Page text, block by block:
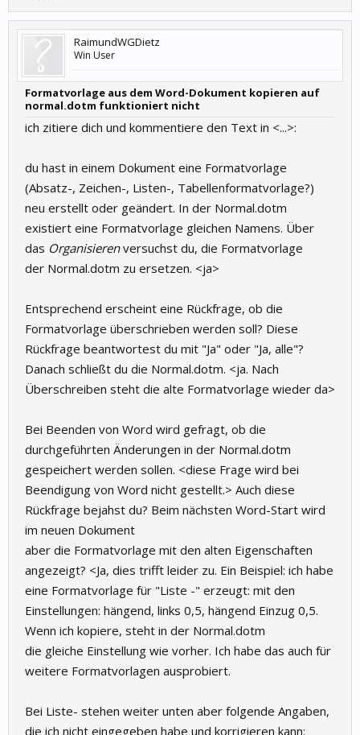
RaimundWGDietz
Win User
Formatvorlage aus dem Word-Dokument kopieren auf
normal.dotm funktioniert nicht
ich zitiere dich und kommentiere den Text in <...>:
du hast in einem Dokument eine Formatvorlage
(Absatz-, Zeichen-, Listen-, Tabellenformatvorlage?)
neu erstellt oder geändert. In der Normal.dotm
existiert eine Formatvorlage gleichen Namens. Über
das Organisierenversuchst du, die Formatvorlage
der Normal.dotm zu ersetzen. <ja>
Entsprechend erscheint eine Rückfrage, ob die
Formatvorlage überschrieben werden soll? Diese
Rückfrage beantwortest du mit "Ja" oder "Ja, alle"?
Danach schließt du die Normal.dotm. <ja. Nach
Überschreiben steht die alte Formatvorlage wieder da>
Bei Beenden von Word wird gefragt, ob die
durchgeführten Änderungen in der Normal.dotm
gespeichert werden sollen. <diese Frage wird bei
Beendigung von Word nicht gestellt.> Auch diese
Rückfrage bejahst du? Beim nächsten Word-Start wird
im neuen Dokument
aber die Formatvorlage mit den alten Eigenschaften
angezeigt? <Ja, dies trifft leider zu. Ein Beispiel: ich habe
eine Formatvorlage für "Liste -" erzeugt: mit den
Einstellungen: hängend, links 0,5, hängend Einzug 0,5.
Wenn ich kopiere, steht in der Normal.dotm
die gleiche Einstellung wie vorher. Ich habe das auch für
weitere Formatvorlagen ausprobiert.
Bei Liste- stehen weiter unten aber folgende Angaben,
die ich nicht eingegeben habe und korrigieren kann: